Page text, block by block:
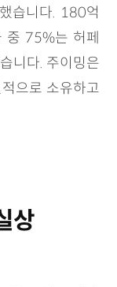
습니다. 180억
중 75%는 허페
니다. 주이밍은
으로 소유하고
상